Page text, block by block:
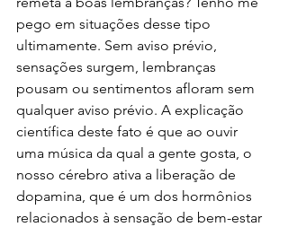
pego em situações desse tipo
ultimamente. Sem aviso prévio,
sensações surgem, lembranças
pousam ou sentimentos afloram sem
qualquer aviso prévio. A explicação
científica deste fato é que ao ouvir
uma música da qual a gente gosta, o
nosso cérebro ativa a liberação de
dopamina, que é um dos hormônios
relacionados à sensação de bem-estar